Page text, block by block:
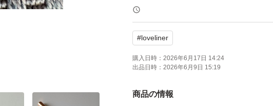
#loveliner
購入日時： 2026年6月17日 14:24
出品日時： 2026年6月9日 15:19
商品の情報